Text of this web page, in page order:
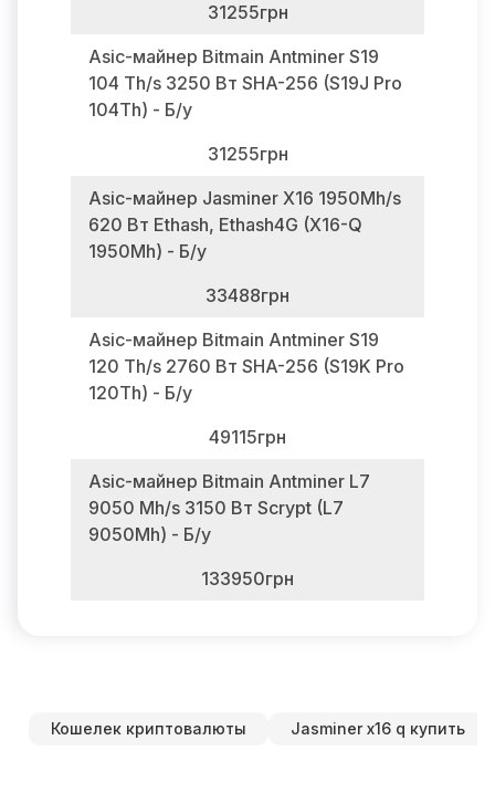
31255грн
Asic-майнер Bitmain Antminer S19
104 Th/s 3250 Вт SHA-256 (S19J Pro
104Th) - Б/у
31255грн
Asic-майнер Jasminer X16 1950Mh/s
620 Вт Ethash, Ethash4G (X16-Q
1950Mh) - Б/у
33488грн
Asic-майнер Bitmain Antminer S19
120 Th/s 2760 Вт SHA-256 (S19K Pro
120Th) - Б/у
49115грн
Asic-майнер Bitmain Antminer L7
9050 Mh/s 3150 Вт Scrypt (L7
9050Mh) - Б/у
133950грн
Кошелек криптовалюты Jasminer x16 q купить